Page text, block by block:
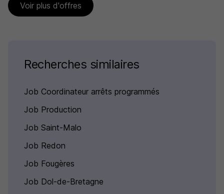
Voir plus d'offres
Recherches similaires
Job Coordinateur arrêts programmés
Job Production
Job Saint-Malo
Job Redon
Job Fougères
Job Dol-de-Bretagne